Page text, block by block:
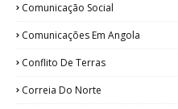
Comunicação Social
Comunicações Em Angola
Conflito De Terras
Correia Do Norte